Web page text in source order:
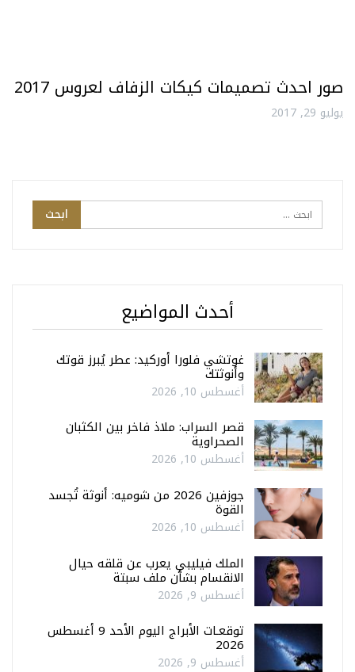
صور احدث تصميمات كيكات الزفاف لعروس 2017
يوليو 29, 2017
أحدث المواضيع
غوتشي فلورا أوركيد: عطر يُبرز قوتك
وأنوثتك
أغسطس 10, 2026
قصر السراب: ملاذ فاخر بين الكثبان
الصحراوية
أغسطس 10, 2026
جوزفين 2026 من شوميه: أنوثة تُجسد
القوة
أغسطس 10, 2026
الملك فيليبي يعرب عن قلقه حيال
الانقسام بشأن ملف سبتة
أغسطس 9, 2026
توقعـات الأبراج اليوم الأحد 9 أغسطس
2026
أغسطس 9, 2026